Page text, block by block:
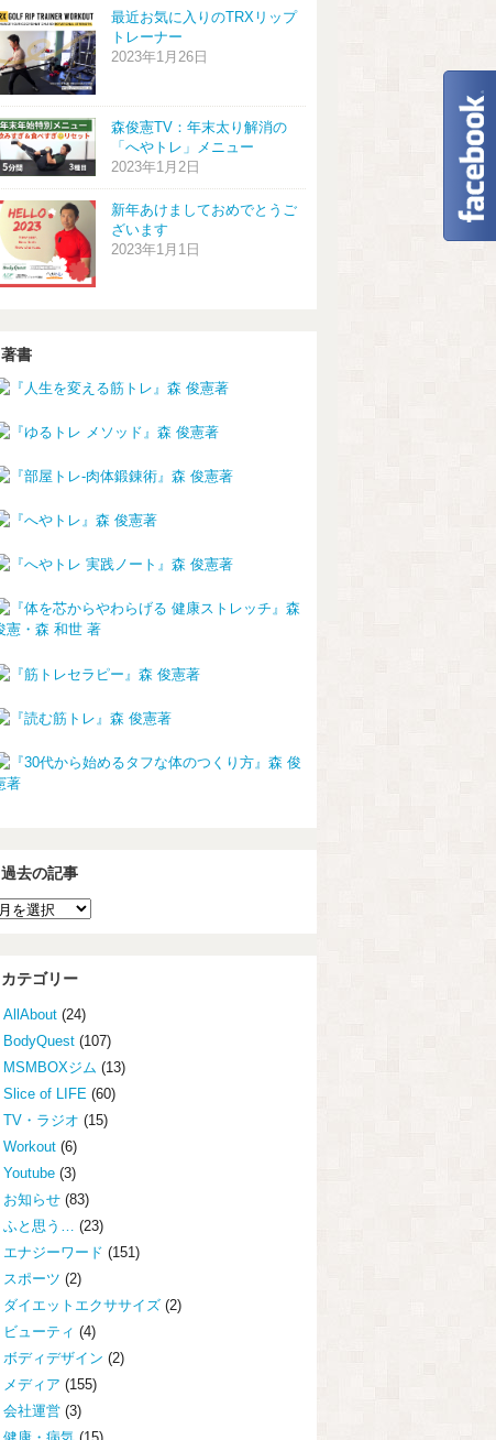
最近お気に入りのTRXリップ
トレーナー
2023年1月26日
森俊憲TV：年末太り解消の
「へやトレ」メニュー
2023年1月2日
新年あけましておめでとうご
ざいます
2023年1月1日
著書
過去の記事
カテゴリー
AllAbout(24)
BodyQuest(107)
MSMBOXジム (13)
Slice of LIFE (60)
TV・ラジオ (15)
Workout(6)
Youtube(3)
お知らせ(83)
ふと思う…
(23)
エナジーワード (151)
スポーツ (2)
ダイエットエクササイズ(2)
ビューティ (4)
ボディデザイン (2)
メディア (155)
会社運営(3)